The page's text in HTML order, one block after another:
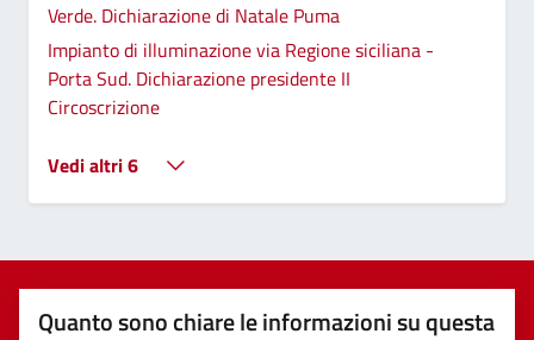
Verde. Dichiarazione di Natale Puma
Impianto di illuminazione via Regione siciliana -
Porta Sud. Dichiarazione presidente II
Circoscrizione
Vedi altri 6
Quanto sono chiare le informazioni su questa